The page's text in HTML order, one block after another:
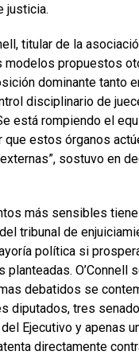
justicia.
titular de la
modelos propuestos
dominante tanto
disciplinario de
está rompiendo el
que estos órganos
sostuvo en
más sensibles
tribunal de
política si
planteadas. O’Connell
debatidos se
diputados, tres
Ejecutivo y apenas
directamente